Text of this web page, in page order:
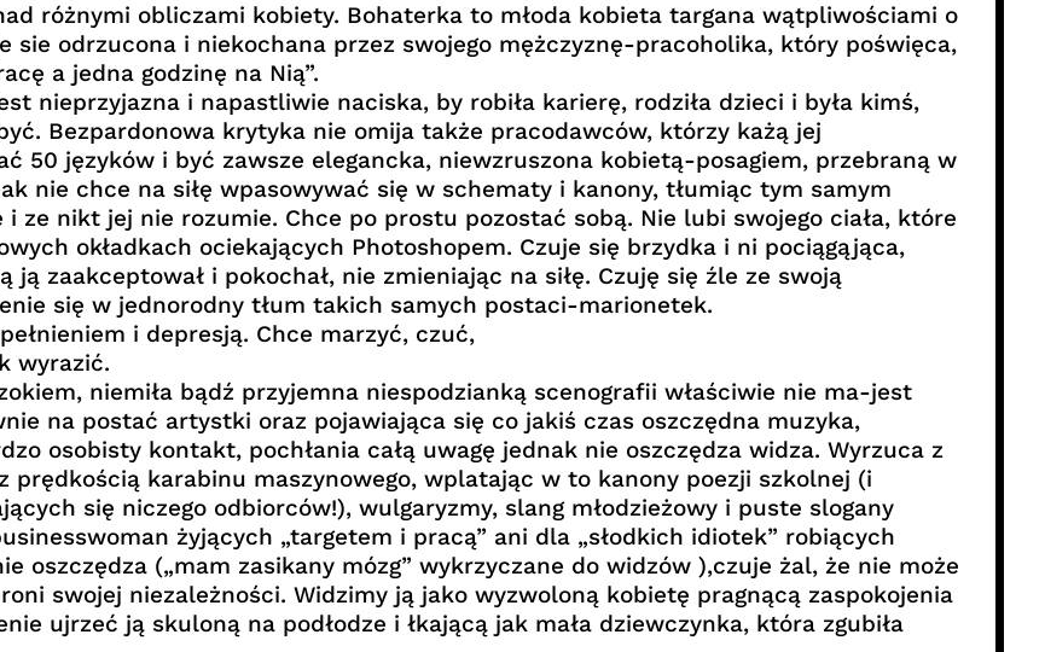
różnymi obliczami kobiety. Bohaterka to młoda kobieta targana wątpliwościami o
sie odrzucona i niekochana przez swojego mężczyznę-pracoholika, który poświęca,
a jedna godzinę na Nią”.
nieprzyjazna i napastliwie naciska, by robiła karierę, rodziła dzieci i była kimś,
Bezpardonowa krytyka nie omija także pracodawców, którzy każą jej
50 języków i być zawsze elegancka, niewzruszona kobietą-posagiem, przebraną w
nie chce na siłę wpasowywać się w schematy i kanony, tłumiąc tym samym
ze nikt jej nie rozumie. Chce po prostu pozostać sobą. Nie lubi swojego ciała, które
okładkach ociekających Photoshopem. Czuje się brzydka i ni pociągąjąca,
zaakceptował i pokochał, nie zmieniając na siłę. Czuję się źle ze swoją
się w jednorodny tłum takich samych postaci-marionetek.
i depresją. Chce marzyć, czuć,
wyrazić.
niemiła bądź przyjemna niespodzianką scenografii właściwie nie ma-jest
na postać artystki oraz pojawiająca się co jakiś czas oszczędna muzyka,
osobisty kontakt, pochłania całą uwagę jednak nie oszczędza widza. Wyrzuca z
prędkością karabinu maszynowego, wplatając w to kanony poezji szkolnej (i
się niczego odbiorców!), wulgaryzmy, slang młodzieżowy i puste slogany
żyjących „targetem i pracą” ani dla „słodkich idiotek” robiących
oszczędza („mam zasikany mózg” wykrzyczane do widzów ),czuje żal, że nie może
swojej niezależności. Widzimy ją jako wyzwoloną kobietę pragnącą zaspokojenia
ujrzeć ją skuloną na podłodze i łkającą jak mała dziewczynka, która zgubiła